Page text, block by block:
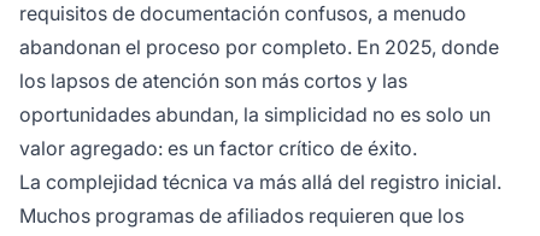
requisitos de documentación confusos, a menudo
abandonan el proceso por completo. En 2025, donde
los lapsos de atención son más cortos y las
oportunidades abundan, la simplicidad no es solo un
valor agregado: es un factor crítico de éxito.
La complejidad técnica va más allá del registro inicial.
Muchos programas de afiliados requieren que los